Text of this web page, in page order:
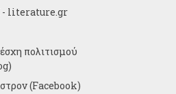
literature.gr
πολιτισμού
(Facebook)